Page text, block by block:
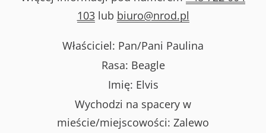
103lub biuro@nrod.pl
Właściciel: Pan/Pani Paulina
Rasa: Beagle
Imię: Elvis
Wychodzi na spacery w
mieście/miejscowości: Zalewo